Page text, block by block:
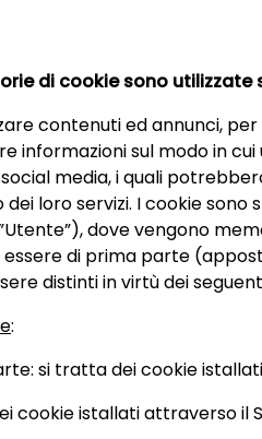
di cookie sono utilizzate
contenuti ed annunci,
informazioni sul modo in
media, i quali
loro servizi. I cookie
dove vengono
essere di prima parte
distinti in virtù dei
:
si tratta dei cookie
cookie istallati attraverso il